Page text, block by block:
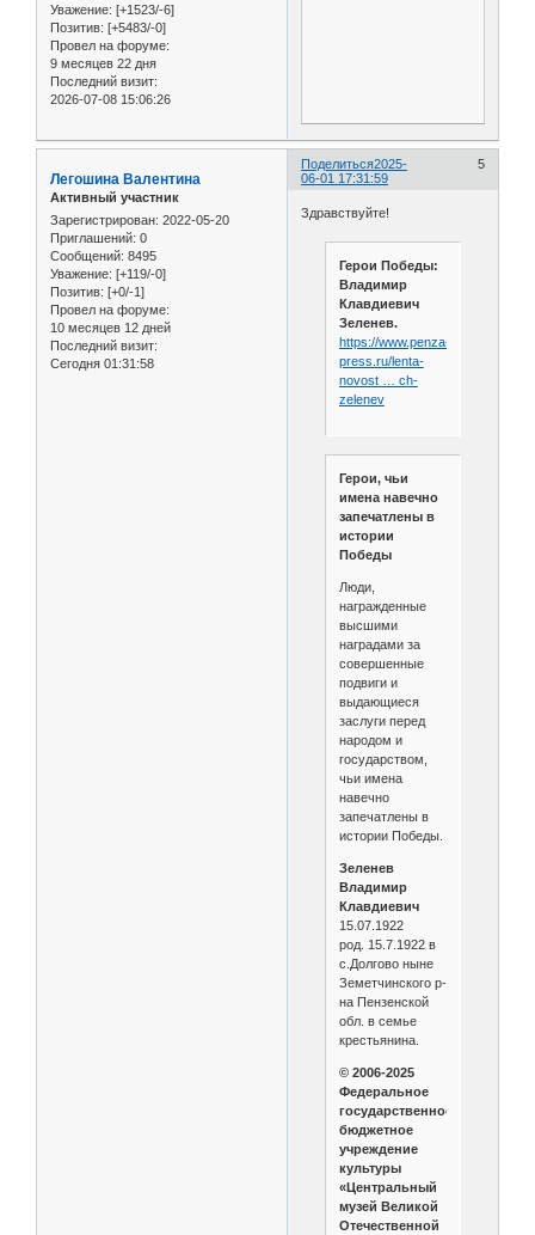
Уважение: [+1523/-6]
Позитив: [+5483/-0]
Провел на форуме:
9 месяцев 22 дня
Последний визит:
2026-07-08 15:06:26
Поделиться 5
2025-
06-01 17:31:59
Легошина Валентина
Активный участник
Зарегистрирован: 2022-05-20
Приглашений: 0
Сообщений: 8495
Уважение: [+119/-0]
Позитив: [+0/-1]
Провел на форуме:
10 месяцев 12 дней
Последний визит:
Сегодня 01:31:58
Здравствуйте!
Герои Победы:
Владимир
Клавдиевич
Зеленев.
https://www.penza-
press.ru/lenta-
novost … ch-
zelenev
Герои, чьи
имена навечно
запечатлены в
истории
Победы
Люди,
награжденные
высшими
наградами за
совершенные
подвиги и
выдающиеся
заслуги перед
народом и
государством,
чьи имена
навечно
запечатлены в
истории Победы.
Зеленев
Владимир
Клавдиевич
15.07.1922
род. 15.7.1922 в
с.Долгово ныне
Земетчинского р-
на Пензенской
обл. в семье
крестьянина.
© 2006-2025
Федеральное
государственное
бюджетное
учреждение
культуры
«Центральный
музей Великой
Отечественной